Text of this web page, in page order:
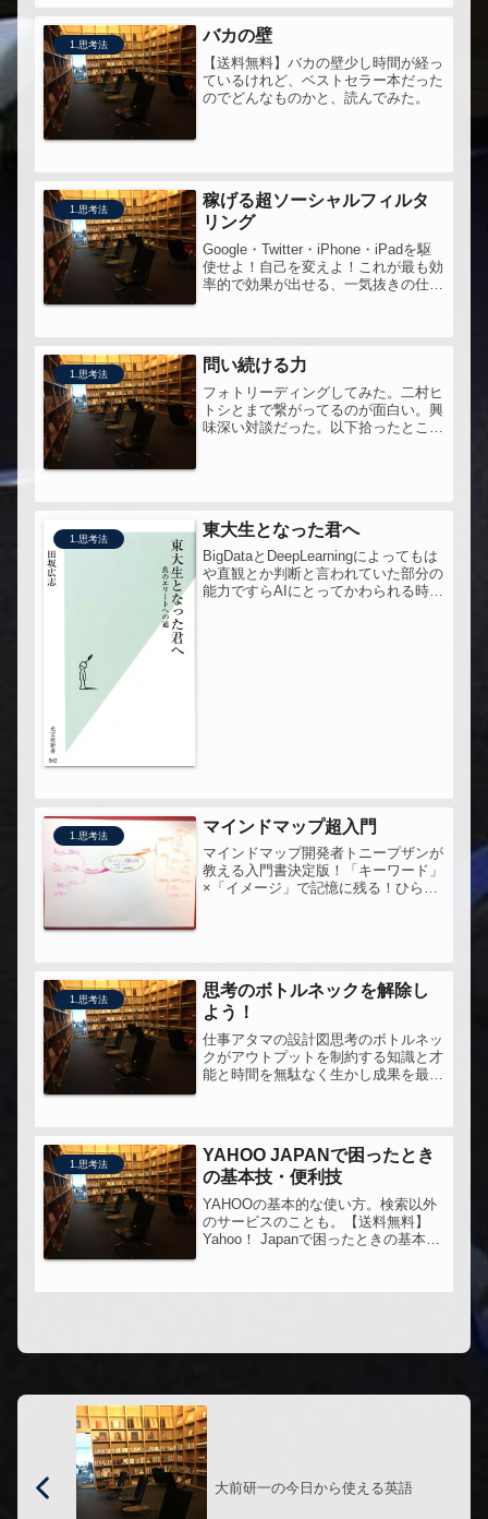
1.思考法 バカの壁
【送料無料】バカの壁少し時間が経っ
ているけれど、ベストセラー本だった
のでどんなものかと、読んでみた。
1.思考法
稼げる超ソーシャルフィルタ
リング
Google・Twitter・iPhone・iPadを駆
使せよ！自己を変えよ！これが最も効
率的で効果が出せる、一気抜きの仕事
Twitte...
1.思考法 問い続ける力
フォトリーディングしてみた。二村ヒ
トシとまで繋がってるのが面白い。興
味深い対談だった。以下拾ったとこ
1.思考法 東大生となった君へ
BigDataとDeepLearningによってもは
や直観とか判断と言われていた部分の
能力ですらAIにとってかわられる時代
1.思考法 マインドマップ超入門
マインドマップ開発者トニープザンが
教える入門書決定版！「キーワード」
×「イメージ」で記憶に残る！ひらめ
1.思考法
思考のボトルネックを解除し
よう！
仕事アタマの設計図思考のボトルネッ
クがアウトプットを制約する知識と才
能と時間を無駄なく生かし成果を最大
1.思考法
YAHOO JAPANで困ったとき
の基本技・便利技
YAHOOの基本的な使い方。検索以外
のサービスのことも。【送料無料】
Yahoo！ Japanで困ったときの基本
大前研一の今日から使える英語